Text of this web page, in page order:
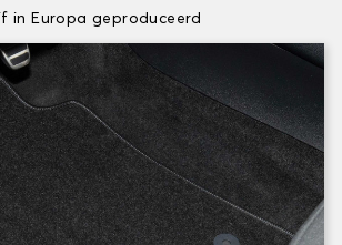
in Europa geproduceerd